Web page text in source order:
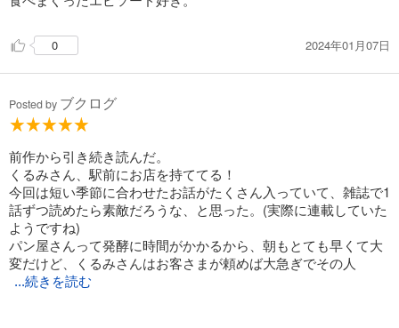
0 2024年01月07日
Posted by ブクログ
前作から引き続き読んだ。
くるみさん、駅前にお店を持ててる！
今回は短い季節に合わせたお話がたくさん入っていて、雑誌で1
話ずつ読めたら素敵だろうな、と思った。(実際に連載していた
ようですね)
パン屋さんって発酵に時間がかかるから、朝もとても早くて大
変だけど、くるみさんはお客さまが頼めば大急ぎでその人
...続きを読む